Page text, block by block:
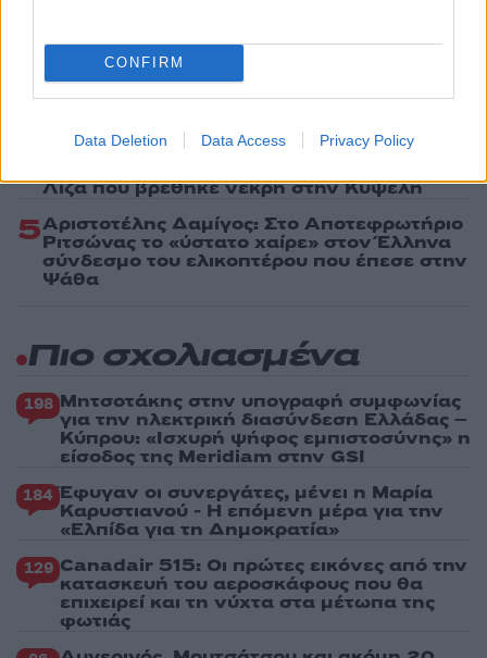
CONFIRM
Data Deletion Data Access Privacy Policy
Η Ελένη Φωτοπούλου ευχήθηκε για τη
γιορτή του Άκη Παυλόπουλου: «Δεκαπέντε
χρόνια μου διδάσκει υπομονή και αγάπη»
«Αφιέρωσε τη ζωή της στο να βοηθά
ανθρώπους που είχαν ανάγκη» - Η πρώτη
Λίζα που βρέθηκε νεκρή στην Κυψέλη
5Αριστοτέλης Δαμίγος: Στο Αποτεφρωτήριο
Ριτσώνας το «ύστατο χαίρε» στον Έλληνα
σύνδεσμο του ελικοπτέρου που έπεσε στην
Ψάθα
Πιο σχολιασμένα
198 Μητσοτάκης στην υπογραφή συμφωνίας
για την ηλεκτρική διασύνδεση Ελλάδας –
Κύπρου: «Ισχυρή ψήφος εμπιστοσύνης» η
είσοδος της Meridiam στην GSI
184 Έφυγαν οι συνεργάτες, μένει η Μαρία
Καρυστιανού - Η επόμενη μέρα για την
«Ελπίδα για τη Δημοκρατία»
129 Canadair 515: Οι πρώτες εικόνες από την
κατασκευή του αεροσκάφους που θα
επιχειρεί και τη νύχτα στα μέτωπα της
φωτιάς